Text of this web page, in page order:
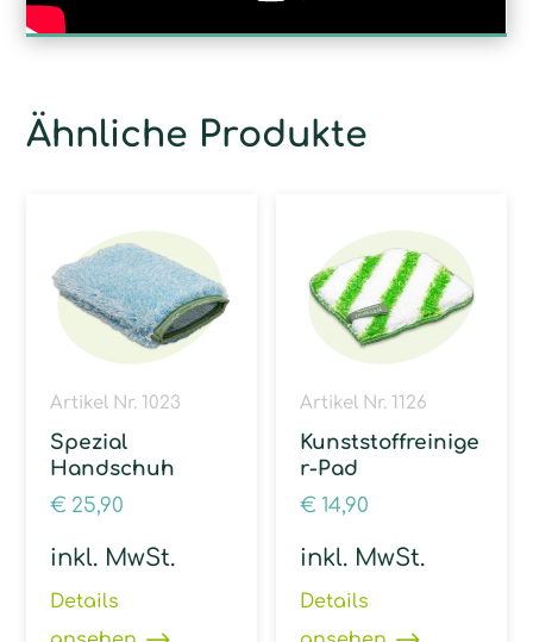
Ähnliche Produkte
Artikel Nr. 1023
Spezial
Handschuh
€ 25,90
inkl. MwSt.
Details
Artikel Nr. 1126
Kunststoffreinige
r-Pad
€ 14,90
inkl. MwSt.
Details